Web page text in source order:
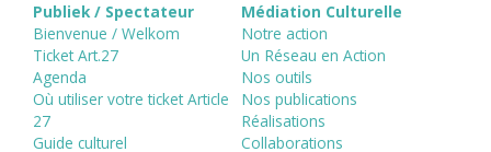
Publiek / Spectateur
Bienvenue / Welkom
Ticket Art.27
Agenda
Où utiliser votre ticket Article
27
Guide culturel
Médiation Culturelle
Notre action
Un Réseau en Action
Nos outils
Nos publications
Réalisations
Collaborations